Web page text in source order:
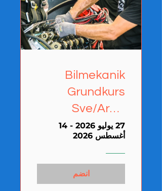
Bilmekanik
Grundkurs
Sve/Arab
(Ronneby)
Fullbokad
27 يوليو 2026 - 14
أغسطس 2026
انضم